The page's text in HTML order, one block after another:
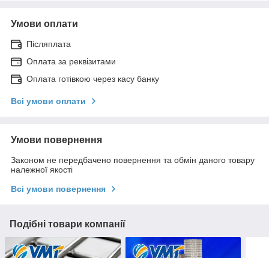
Умови оплати
Післяплата
Оплата за реквізитами
Оплата готівкою через касу банку
Всі умови оплати
Умови повернення
Законом не передбачено повернення та обмін даного товару
належної якості
Всі умови повернення
Подібні товари компанії